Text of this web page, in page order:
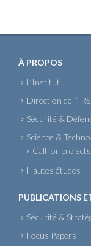
À PROPOS
L’Institut
Direction de
Sécurité &
Science &
Call for
Hautes études
PUBLICATIONS
Sécurité &
Focus Papers